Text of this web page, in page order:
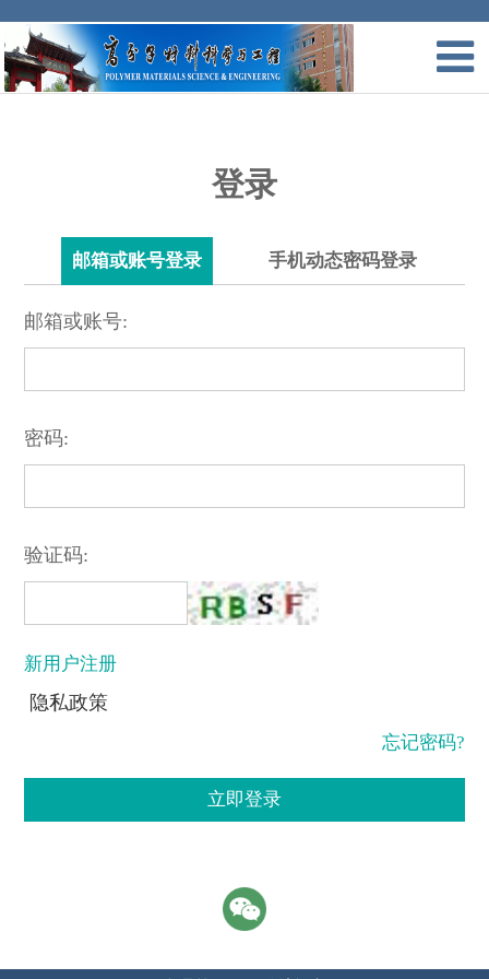
登录
邮箱或账号登录 手机动态密码登录
邮箱或账号:
密码:
验证码:
新用户注册
隐私政策
忘记密码?
立即登录